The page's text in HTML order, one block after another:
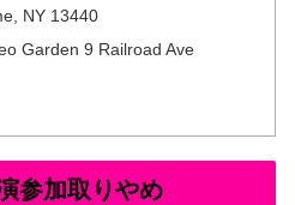
NY 13440
Garden 9 Railroad Ave
参加取りやめ